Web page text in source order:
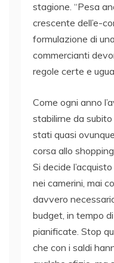
stagione. “Pesa
crescente dell’e-
formulazione di
commercianti
regole certe e
Come ogni anno
stabilirne da
stati quasi
corsa allo
Si decide
nei camerini, mai
davvero
budget, in tempo
pianificate. Stop
che con i saldi